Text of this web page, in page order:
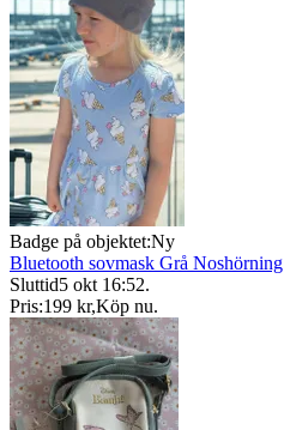
Badge på objektet:Ny
Bluetooth sovmask Grå Noshörning
Sluttid5 okt 16:52.
Pris:199 kr,Köp nu.